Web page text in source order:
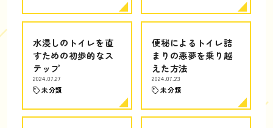
水浸しのトイレを直
すための初歩的なス
テップ
2024.07.27
未分類
便秘によるトイレ詰
まりの悪夢を乗り越
えた方法
2024.07.23
未分類